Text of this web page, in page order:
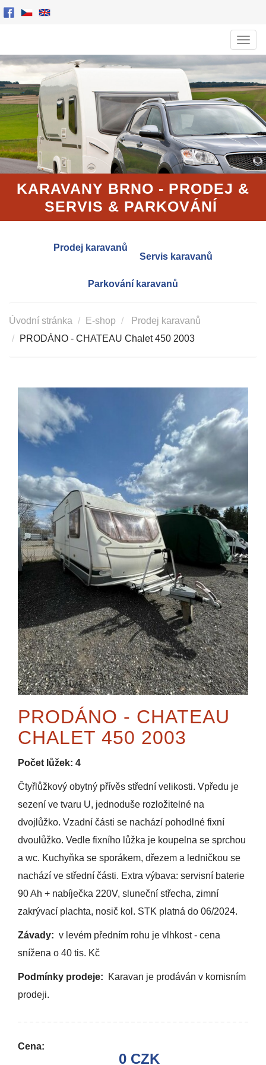
KARAVANY BRNO - PRODEJ &
SERVIS & PARKOVÁNÍ
Prodej karavanů
Servis karavanů
Parkování karavanů
Úvodní stránka E-shop
Prodej karavanů
PRODÁNO - CHATEAU Chalet 450 2003
PRODÁNO - CHATEAU
CHALET 450 2003
Počet lůžek: 4
Čtyřlůžkový obytný přívěs střední velikosti. Vpředu je
sezení ve tvaru U, jednoduše rozložitelné na
dvojlůžko. Vzadní části se nachází pohodlné fixní
dvoulůžko. Vedle fixního lůžka je koupelna se sprchou
a wc. Kuchyňka se sporákem, dřezem a ledničkou se
nachází ve střední části. Extra výbava: servisní baterie
90 Ah + nabíječka 220V, sluneční střecha, zimní
zakrývací plachta, nosič kol. STK platná do 06/2024.
Závady: v levém předním rohu je vlhkost - cena
snížena o 40 tis. Kč
Podmínky prodeje: Karavan je prodáván v komisním
prodeji.
Cena:
0 CZK